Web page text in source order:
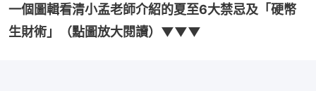
一個圖輯看清小孟老師介紹的夏至6大禁忌及「硬幣
生財術」（點圖放大閱讀）▼▼▼